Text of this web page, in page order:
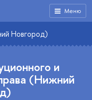
Меню
Новгород)
и
(Нижний